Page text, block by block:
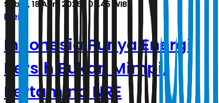
Sabtu, 18 April 2026 | 02.45 WIB
Energi
Indonesia Punya Energi
Bersih Bukan Mimpi,
Pertamina NRE